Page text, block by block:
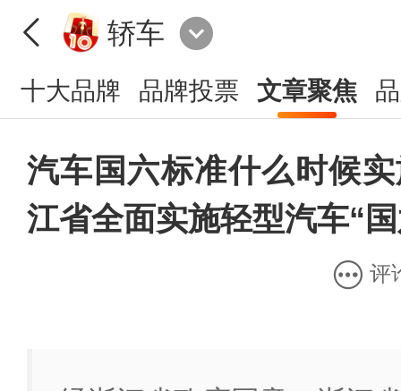
轿车
十大品牌 品牌投票 文章聚焦
汽车国六标准什么时候
江省全面实施轻型汽车“
评